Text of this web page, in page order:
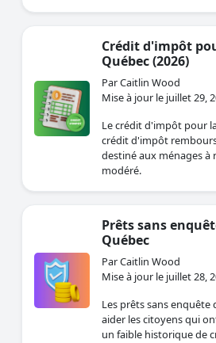
Crédit d'impôt
Québec (2026)
Par Caitlin Wood
Mise à jour le juillet 29,
Le crédit d'impôt pour
crédit d'impôt
destiné aux ménages à
modéré.
Prêts sans
Québec
Par Caitlin Wood
Mise à jour le juillet 28,
Les prêts sans
aider les citoyens qui
un faible historique de